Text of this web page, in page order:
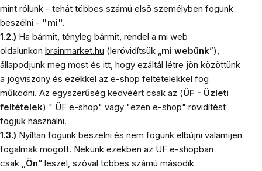
mint rólunk - tehát többes számú első személyben fogunk
beszélni - "mi".
1.2.) Ha bármit, tényleg bármit, rendel a mi web
oldalunkon brainmarket.hu (lerövidítsük „mi webünk”),
állapodjunk meg most és itt, hogy ezáltál létre jön közöttünk
a jogviszony és ezekkel az e-shop feltételekkel fog
működni. Az egyszerűség kedvéért csak az (ÜF - Üzleti
feltételek) " ÜF e-shop" vagy "ezen e-shop" rövidítést
fogjuk használni.
1.3.) Nyíltan fogunk beszelni és nem fogunk elbújni valamijen
fogalmak mögött. Nekünk ezekben az ÜF e-shopban
csak „Ön” leszel, szóval többes számú második